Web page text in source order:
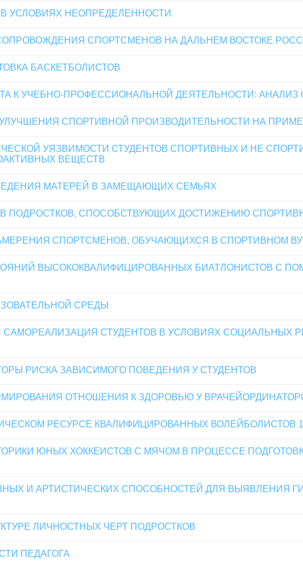
УСЛОВИЯХ НЕОПРЕДЕЛЕННОСТИ
СПОРТСМЕНОВ НА ДАЛЬНЕМ ВОСТОКЕ
БАСКЕТБОЛИСТОВ
К УЧЕБНО-ПРОФЕССИОНАЛЬНОЙ ДЕЯТЕЛЬНОСТИ:
СПОРТИВНОЙ ПРОИЗВОДИТЕЛЬНОСТИ НА
УЯЗВИМОСТИ СТУДЕНТОВ СПОРТИВНЫХ И НЕ
ВЕЩЕСТВ
МАТЕРЕЙ В ЗАМЕЩАЮЩИХ СЕМЬЯХ
ПОДРОСТКОВ, СПОСОБСТВУЮЩИХ ДОСТИЖЕНИЮ
СПОРТСМЕНОВ, ОБУЧАЮЩИХСЯ В СПОРТИВНОМ
ВЫСОКОКВАЛИФИЦИРОВАННЫХ БИАТЛОНИСТОВ С
СРЕДЫ
СТУДЕНТОВ В УСЛОВИЯХ СОЦИАЛЬНЫХ
РИСКА ЗАВИСИМОГО ПОВЕДЕНИЯ У СТУДЕНТОВ
ОТНОШЕНИЯ К ЗДОРОВЬЮ У
РЕСУРСЕ КВАЛИФИЦИРОВАННЫХ ВОЛЕЙБОЛИСТОВ
ЮНЫХ ХОККЕИСТОВ С МЯЧОМ В ПРОЦЕССЕ
И АРТИСТИЧЕСКИХ СПОСОБНОСТЕЙ ДЛЯ ВЫЯВЛЕНИЯ
ЛИЧНОСТНЫХ ЧЕРТ ПОДРОСТКОВ
ПЕДАГОГА